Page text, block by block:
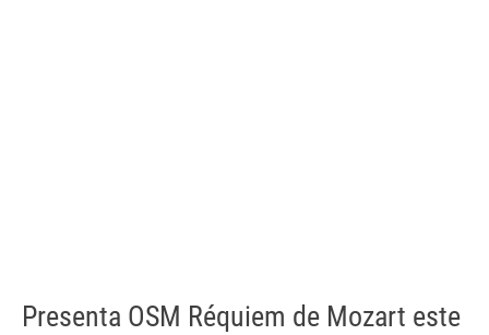
Presenta OSM Réquiem de Mozart este